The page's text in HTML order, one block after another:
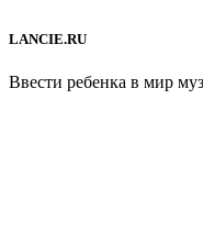
LANCIE.RU
Ввести ребенка в мир